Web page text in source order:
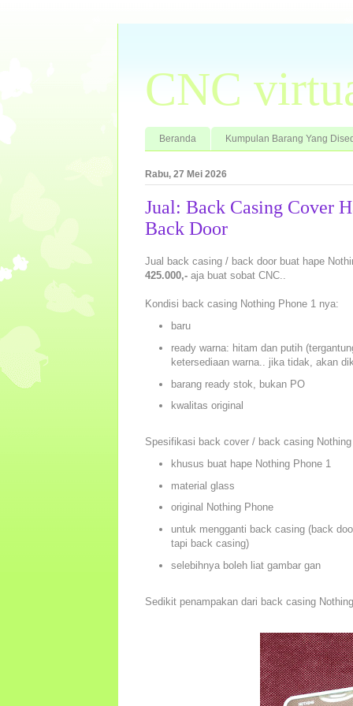
CNC
Beranda Kumpulan Barang Yang
Rabu, 27 Mei 2026
Jual: Back Casing Cover
Back Door
Jual back casing / back door buat hape
425.000,- aja buat sobat CNC..
Kondisi back casing Nothing Phone 1 nya:
baru
ready warna: hitam dan putih
ketersediaan warna.. jika tidak, akan
barang ready stok, bukan PO
kwalitas original
Spesifikasi back cover / back casing
khusus buat hape Nothing Phone 1
material glass
original Nothing Phone
untuk mengganti back casing (back
tapi back casing)
selebihnya boleh liat gambar gan
Sedikit penampakan dari back casing